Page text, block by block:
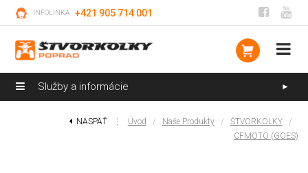
INFOLINKA +421 905 714 001
Služby a informácie ►
NASPÄŤ ⋮ Úvod / Naše Produkty / ŠTVORKOLKY
/
CFMOTO (GOES)